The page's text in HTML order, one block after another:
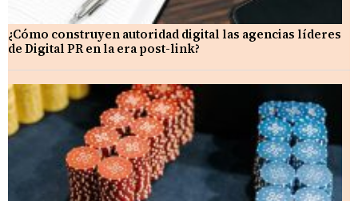
¿Cómo construyen autoridad digital las agencias líderes
de Digital PR en la era post-link?